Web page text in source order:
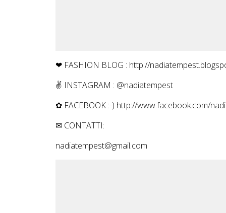
❤ FASHION BLOG : http://
✌ INSTAGRAM : @nadiatempest
✿ FACEBOOK :-) http://www.facebook.com/
✉ CONTATTI:
nadiatempest@gmail.com